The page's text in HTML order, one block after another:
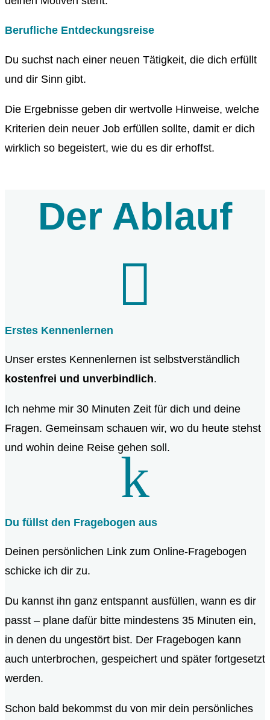
Berufliche Entdeckungsreise
Du suchst nach einer neuen Tätigkeit, die dich erfüllt
und dir Sinn gibt.
Die Ergebnisse geben dir wertvolle Hinweise, welche
Kriterien dein neuer Job erfüllen sollte, damit er dich
wirklich so begeistert, wie du es dir erhoffst.
Der Ablauf

Erstes Kennenlernen
Unser erstes Kennenlernen ist selbstverständlich
kostenfrei und unverbindlich.
Ich nehme mir 30 Minuten Zeit für dich und deine
Fragen. Gemeinsam schauen wir, wo du heute stehst
und wohin deine Reise gehen soll.
k
Du füllst den Fragebogen aus
Deinen persönlichen Link zum Online-Fragebogen
schicke ich dir zu.
Du kannst ihn ganz entspannt ausfüllen, wann es dir
passt – plane dafür bitte mindestens 35 Minuten ein,
in denen du ungestört bist. Der Fragebogen kann
auch unterbrochen, gespeichert und später fortgesetzt
werden.
Schon bald bekommst du von mir dein persönliches